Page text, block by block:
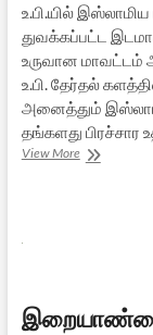
உ.பி.யில்
துவக்கப்பட்ட
உருவான மாவட்டம்
உ.பி. தேர்தல்
அனைத்தும்
தங்களது பிரச்சார
View Moreஇந்தியாவில்